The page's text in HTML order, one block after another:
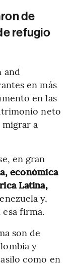
de
refugio
and
en más
en las
neto
a
en gran
económica
Latina,
y,
firma.
son de
y
como en